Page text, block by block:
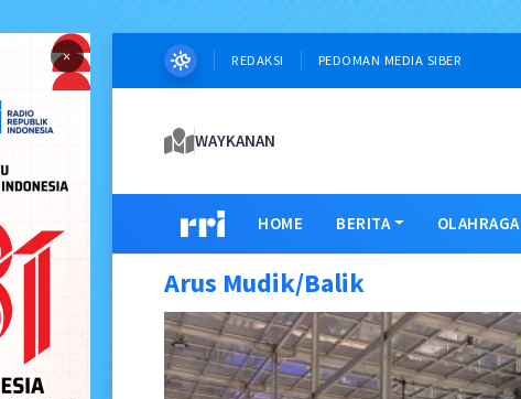
× REDAKSI PEDOMAN MEDIA SIBER
WAYKANAN
HOME BERITA OLAHRAGA
Arus Mudik/Balik